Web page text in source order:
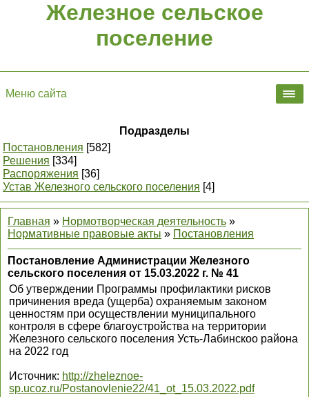
Железное сельское
поселение
Меню сайта
Подразделы
Постановления [582]
Решения [334]
Распоряжения [36]
Устав Железного сельского поселения [4]
Главная » Нормотворческая деятельность »
Нормативные правовые акты » Постановления
Постановление Администрации Железного
сельского поселения от 15.03.2022 г. № 41
Об утверждении Программы профилактики рисков
причинения вреда (ущерба) охраняемым законом
ценностям при осуществлении муниципального
контроля в сфере благоустройства на территории
Железного сельского поселения Усть-Лабинскоо района
на 2022 год
Источник: http://zheleznoe-
sp.ucoz.ru/Postanovlenie22/41_ot_15.03.2022.pdf